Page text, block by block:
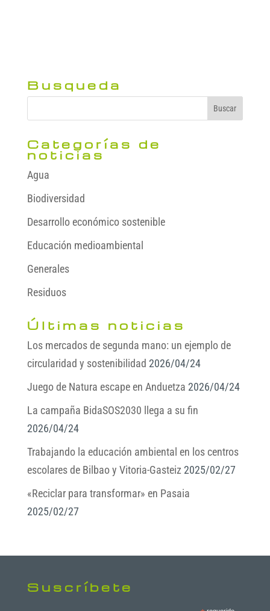
Busqueda
Categorías de
noticias
Agua
Biodiversidad
Desarrollo económico sostenible
Educación medioambiental
Generales
Residuos
Últimas noticias
Los mercados de segunda mano: un ejemplo de
circularidad y sostenibilidad 2026/04/24
Juego de Natura escape en Anduetza 2026/04/24
La campaña BidaSOS2030 llega a su fin
2026/04/24
Trabajando la educación ambiental en los centros
escolares de Bilbao y Vitoria-Gasteiz 2025/02/27
«Reciclar para transformar» en Pasaia
2025/02/27
Suscríbete